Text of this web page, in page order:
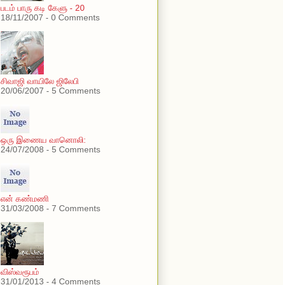
படம் பாரு கடி கேளு - 20
18/11/2007 - 0 Comments
சிவாஜி வாயிலே ஜிலேபி
20/06/2007 - 5 Comments
ஒரு இணைய வானொலி:
24/07/2008 - 5 Comments
என் கண்மணி
31/03/2008 - 7 Comments
விஸ்வரூபம்
31/01/2013 - 4 Comments